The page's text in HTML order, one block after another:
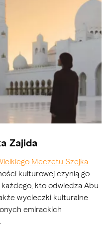
Zajida
Meczetu Szejka
kulturowej czynią go
kto odwiedza Abu
wycieczki kulturalne
emirackich